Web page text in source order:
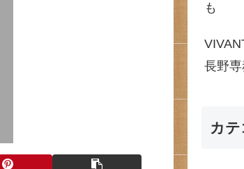
も
長野専
カ